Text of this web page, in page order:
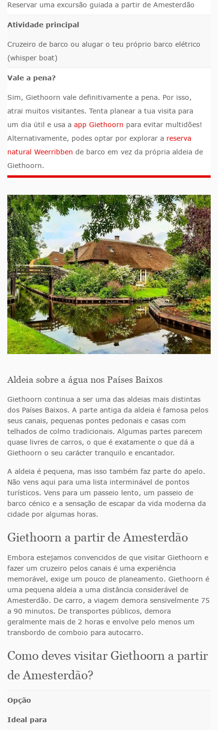
Reservar uma excursão guiada a partir de Amesterdão
Atividade principal
Cruzeiro de barco ou alugar o teu próprio barco elétrico
(whisper boat)
Vale a pena?
Sim, Giethoorn vale definitivamente a pena. Por isso,
atrai muitos visitantes. Tenta planear a tua visita para
um dia útil e usa a app Giethoorn para evitar multidões!
Alternativamente, podes optar por explorar a reserva
natural Weerribben de barco em vez da própria aldeia de
Giethoorn.
Aldeia sobre a água nos Países Baixos
Giethoorn continua a ser uma das aldeias mais distintas
dos Países Baixos. A parte antiga da aldeia é famosa pelos
seus canais, pequenas pontes pedonais e casas com
telhados de colmo tradicionais. Algumas partes parecem
quase livres de carros, o que é exatamente o que dá a
Giethoorn o seu carácter tranquilo e encantador.
A aldeia é pequena, mas isso também faz parte do apelo.
Não vens aqui para uma lista interminável de pontos
turísticos. Vens para um passeio lento, um passeio de
barco cénico e a sensação de escapar da vida moderna da
cidade por algumas horas.
Giethoorn a partir de Amesterdão
Embora estejamos convencidos de que visitar Giethoorn e
fazer um cruzeiro pelos canais é uma experiência
memorável, exige um pouco de planeamento. Giethoorn é
uma pequena aldeia a uma distância considerável de
Amesterdão. De carro, a viagem demora sensivelmente 75
a 90 minutos. De transportes públicos, demora
geralmente mais de 2 horas e envolve pelo menos um
transbordo de comboio para autocarro.
Como deves visitar Giethoorn a partir
de Amesterdão?
Opção
Ideal para